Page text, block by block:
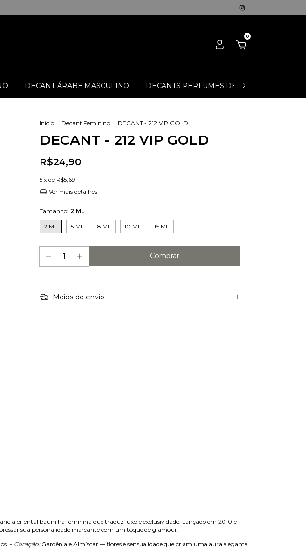
0
DECANT ÁRABE MASCULINO DECANTS PERFUMES DE NICHO
Início . Decant Feminino . DECANT - 212 VIP GOLD
DECANT - 212 VIP GOLD
R$24,90
5 x de R$5,69
Ver mais detalhes
Tamanho: 2 ML
2 ML 5 ML 8 ML 10 ML 15 ML
Meios de envio
oriental baunilha feminina que traduz luxo e exclusividade. Lançado em 2010 e
sua personalidade marcante com um toque de glamour.
- Coração:Gardênia e Almíscar — flores e sensualidade que criam uma aura elegante